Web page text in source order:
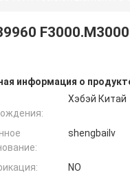
информация о
Хэбэй Китай
shengbailv
NO